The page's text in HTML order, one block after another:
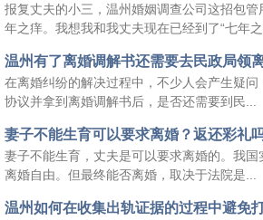
报复丈夫的小三，温州婚姻调查公司这招包
年之痒。我想我和我丈夫现在已经到了“七年
剧，而且表演还不错，但是在我看来，他比我
温州有了离婚调解书还需要去民政局领
在离婚纠纷的解决过程中，不少人会产生疑
协议并拿到离婚调解书后，是否还需要到民...
妻子不能生育可以要求离婚？返还彩礼
妻子不能生育，丈夫是可以要求离婚的。我
离婚自由。但最终能否离婚，取决于法院是...
温州如何在收集出轨证据的过程中避免